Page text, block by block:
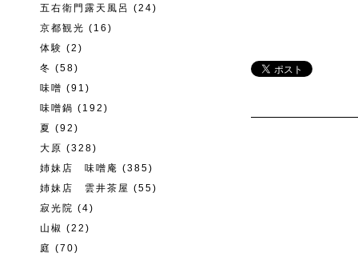
五右衛門露天風呂 (24)
京都観光 (16)
体験 (2)
冬 (58)
味噌 (91)
味噌鍋 (192)
夏 (92)
大原 (328)
姉妹店 味噌庵 (385)
姉妹店 雲井茶屋 (55)
寂光院 (4)
山椒 (22)
庭 (70)